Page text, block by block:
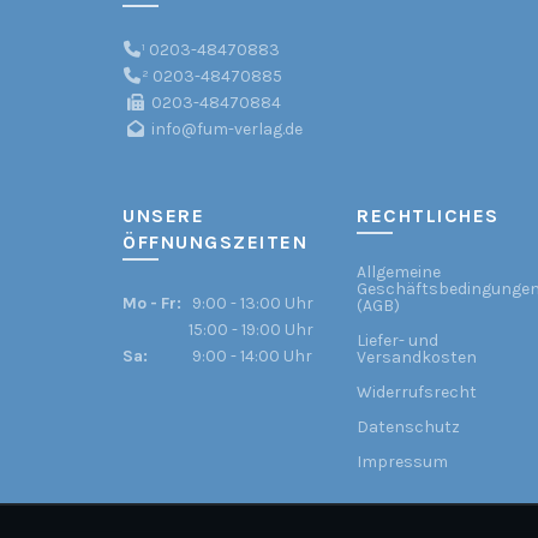
¹ 0203-48470883
² 0203-48470885
0203-48470884
info@fum-verlag.de
UNSERE
ÖFFNUNGSZEITEN
Mo - Fr:
9:00 - 13:00 Uhr
15:00 - 19:00 Uhr
Sa:
9:00 - 14:00 Uhr
RECHTLICHES
Allgemeine
(AGB)
Liefer- und
Versandkosten
Widerrufsrecht
Datenschutz
Impressum